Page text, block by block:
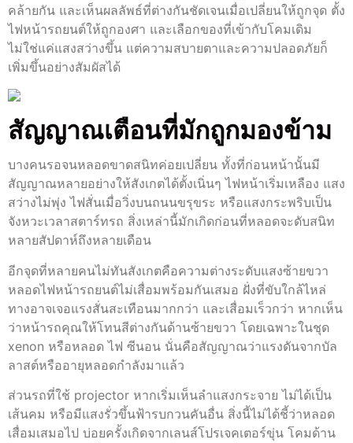
คล้ายกัน และเห็นผลลัพธ์ที่ต่างกันชัดเจนเมื่อเปลี่ยนให้ถูกจุด ตั้ง
ไฟหน้ารถยนต์ให้ถูกองศา และเลือกของที่เข้ากับโคมเดิม
ไม่ใช่แค่แสงสว่างขึ้น แต่ความสบายตาและความปลอดภัยก็
เพิ่มขึ้นอย่างสัมผัสได้
สัญญาณเตือนที่มักถูกมองข้าม
บางคนรอจนหลอดขาดสนิทค่อยเปลี่ยน ทั้งที่ก่อนหน้านั้นมี
สัญญาณหลายอย่างให้สังเกตได้ตั้งเนิ่นๆ ไฟหน้าเริ่มเหลือง แสง
สว่างไม่พุ่ง ไฟสั่นเมื่อวิ่งบนถนนขรุขระ หรือแสงกระพริบเป็น
จังหวะเวลาสตาร์ทรถ สิ่งเหล่านี้มักเกิดก่อนที่หลอดจะดับสนิท
หลายสัปดาห์ถึงหลายเดือน
อีกจุดที่หลายคนไม่ทันสังเกตคือความต่างระดับแสงซ้ายขวา
หลอดไฟหน้ารถยนต์ไม่เสื่อมพร้อมกันเสมอ ฝั่งที่ขับใกล้ไหล่
ทางอาจเจอแรงสั่นสะเทือนมากกว่า และเสื่อมเร็วกว่า หากเห็น
ว่าหน้ารถคุณให้โทนสีต่างกันด้านซ้ายขวา โดยเฉพาะในชุด
xenon หรือหลอด ไฟ ซีนอน นั่นคือสัญญาณว่าแรงดันจากบัล
ลาสต์หรืออายุหลอดกำลังมาแล้ว
ส่วนรถที่ใช้ projector หากเริ่มเห็นลำแสงกระจาย ไม่ได้เป็น
เส้นคม หรือมีแสงรั่วขึ้นฟ้ารบกวนคันอื่น สิ่งนี้ไม่ได้ชี้ว่าหลอด
เสื่อมเสมอไป บ่อยครั้งเกิดจากเลนส์โปรเจคเตอร์ขุ่น โคมด้าน